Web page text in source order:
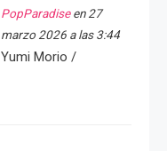
PopParadiseen 27
marzo 2026 a las 3:44
Yumi Morio /